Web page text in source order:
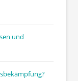
und